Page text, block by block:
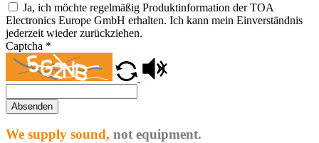
Ja, ich möchte regelmäßig Produktinformation der TOA
Electronics Europe GmbH erhalten. Ich kann mein Einverständnis
jederzeit wieder zurückziehen.
Captcha *
Absenden
We supply sound, not equipment.